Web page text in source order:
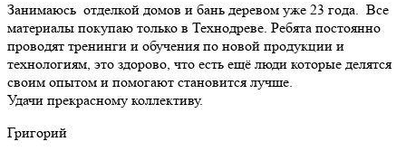
Занимаюсь отделкой домов и бань деревом уже 23 года. Все
материалы покупаю только в Технодреве. Ребята постоянно
проводят тренинги и обучения по новой продукции и
технологиям, это здорово, что есть ещё люди которые делятся
своим опытом и помогают становится лучше.
Удачи прекрасному коллективу.
Григорий